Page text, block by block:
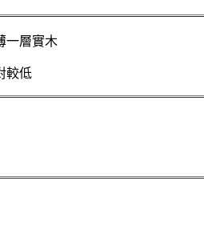
一層實木
較低